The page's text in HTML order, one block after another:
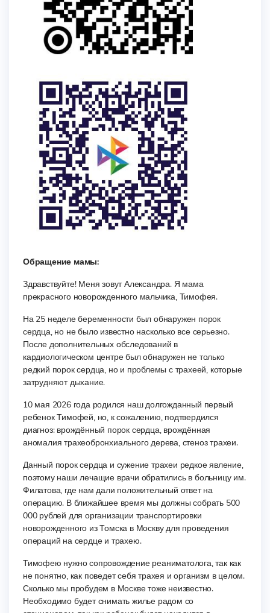
Обращение мамы:
Здравствуйте! Меня зовут Александра. Я мама
прекрасного новорожденного мальчика, Тимофея.
На 25 неделе беременности был обнаружен порок
сердца, но не было известно насколько все серьезно.
После дополнительных обследований в
кардиологическом центре был обнаружен не только
редкий порок сердца, но и проблемы с трахеей, которые
затрудняют дыхание.
10 мая 2026 года родился наш долгожданный первый
ребенок Тимофей, но, к сожалению, подтвердился
диагноз: врождённый порок сердца, врождённая
аномалия трахеобронхиального дерева, стеноз трахеи.
Данный порок сердца и сужение трахеи редкое явление,
поэтому наши лечащие врачи обратились в больницу им.
Филатова, где нам дали положительный ответ на
операцию. В ближайшее время мы должны собрать 500
000 рублей для организации транспортировки
новорожденного из Томска в Москву для проведения
операций на сердце и трахею.
Тимофею нужно сопровождение реаниматолога, так как
не понятно, как поведет себя трахея и организм в целом.
Сколько мы пробудем в Москве тоже неизвестно.
Необходимо будет снимать жилье радом со